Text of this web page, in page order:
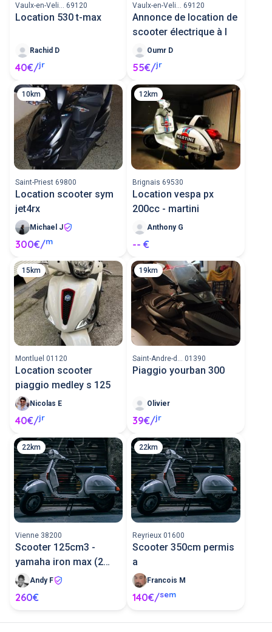
Vaulx-en-Veli... 69120
Location 530 t-max
Rachid D
40€/jr
Vaulx-en-Veli... 69120
Annonce de location de
scooter électrique à l
Oumr D
55€/jr
10km
Saint-Priest 69800
Location scooter sym
jet4rx
Michael J
300€/m
12km
Brignais 69530
Location vespa px
200cc - martini
Anthony G
-- €
15km
Montluel 01120
Location scooter
piaggio medley s 125
Nicolas E
40€/jr
19km
Saint-Andre-d... 01390
Piaggio yourban 300
Olivier
39€/jr
22km
Vienne 38200
Scooter 125cm3 -
yamaha iron max (2
semaines)
Andy F
260€
22km
Reyrieux 01600
Scooter 350cm permis
a
Francois M
140€/sem